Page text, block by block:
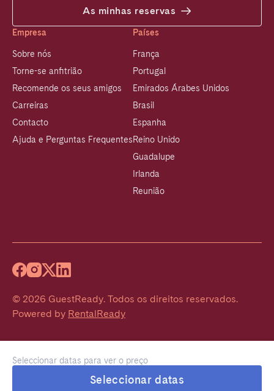
Seleccionar datas para ver o preço
Seleccionar datas
As minhas reservas
Empresa
Sobre nós
Torne-se anfitrião
Recomende os seus amigos
Carreiras
Contacto
Ajuda e Perguntas Frequentes
Países
França
Portugal
Emirados Árabes Unidos
Brasil
Espanha
Reino Unido
Guadalupe
Irlanda
Reunião
© 2026 GuestReady. Todos os direitos reservados.
Powered by RentalReady